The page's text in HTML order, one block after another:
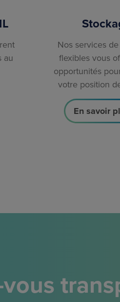
au
Nos services
flexibles vous
opportunités
votre position
En savoir